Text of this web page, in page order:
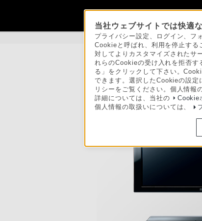
製品情報 > 有機ELテレビ（生産完了
当社ウェブサイトでは快適
プライバシー設定、ログイン、フ
Cookieと呼ばれ、利用を停止する
対してよりカスタマイズされたサ
れらのCookieの受け入れを拒否
る」をクリックして下さい。
できます。選択したCookieの設定
リシーをご覧ください。個人情報
詳細については、当社の
Cookie
個人情報の取扱いについては、